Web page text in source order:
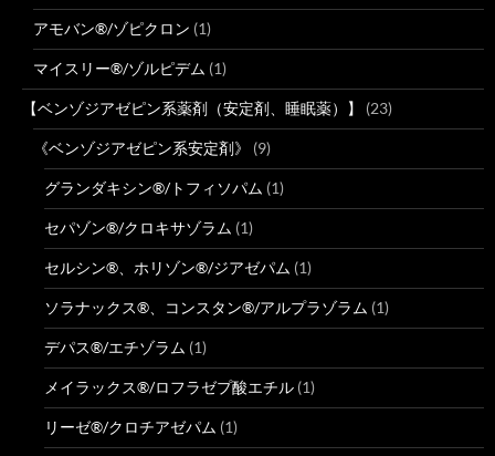
アモバン®/ゾピクロン (1)
マイスリー®/ゾルピデム (1)
【ベンゾジアゼピン系薬剤（安定剤、睡眠薬）】 (23)
《ベンゾジアゼピン系安定剤》 (9)
グランダキシン®/トフィソパム (1)
セパゾン®/クロキサゾラム (1)
セルシン®、ホリゾン®/ジアゼパム (1)
ソラナックス®、コンスタン®/アルプラゾラム (1)
デパス®/エチゾラム (1)
メイラックス®/ロフラゼプ酸エチル (1)
リーゼ®/クロチアゼパム (1)